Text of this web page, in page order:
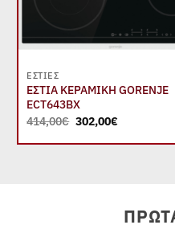
+
ΕΣΤΊΕΣ
ΕΣΤΙΑ ΚΕΡΑΜΙΚΗ GORENJE
ECT643BΧ
414,00€ Original
price
was:
302,00€Η
τιμή